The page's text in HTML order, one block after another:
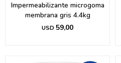
Impermeabilizante microgoma
membrana gris 4.4kg
USD 59,00